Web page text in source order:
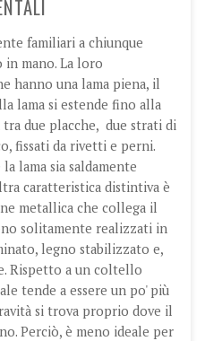
familiari a chiunque
mano. La loro
hanno una lama piena, il
lama si estende fino alla
due placche, due strati di
fissati da rivetti e perni.
lama sia saldamente
caratteristica distintiva è
metallica che collega il
solitamente realizzati in
legno stabilizzato e,
Rispetto a un coltello
tende a essere un po' più
si trova proprio dove il
Perciò, è meno ideale per